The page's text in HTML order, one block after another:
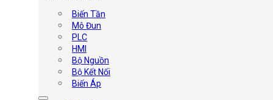
Biến Tần
Mô Đun
PLC
HMI
Bộ Nguồn
Bộ Kết Nối
Biến Áp